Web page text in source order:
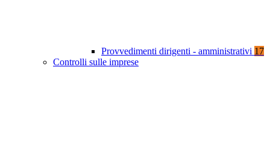
Provvedimenti dirigenti - amministrativi 17
Controlli sulle imprese